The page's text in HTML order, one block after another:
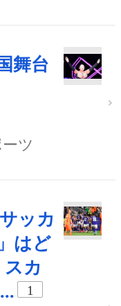
舞台
ツ
ッカ
はど
カ
1